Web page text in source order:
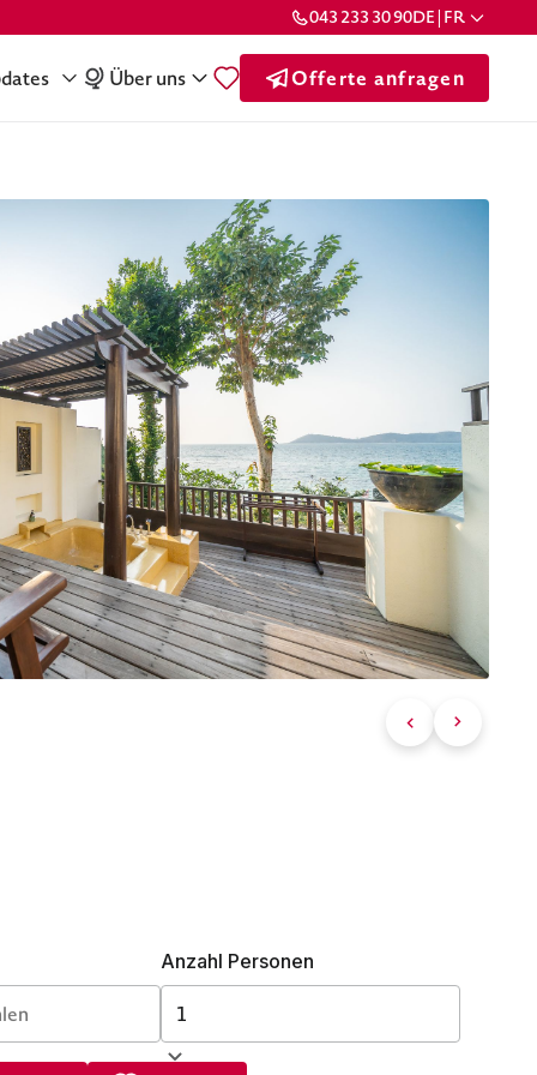
043 233 30 90DE | FR
Über uns Offerte anfragen
Anzahl Personen